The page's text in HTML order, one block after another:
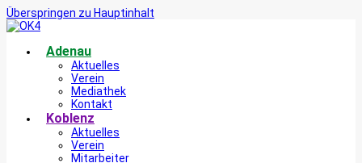
Überspringen zu Hauptinhalt
Adenau
Aktuelles
Verein
Mediathek
Kontakt
Koblenz
Aktuelles
Verein
Mitarbeiter